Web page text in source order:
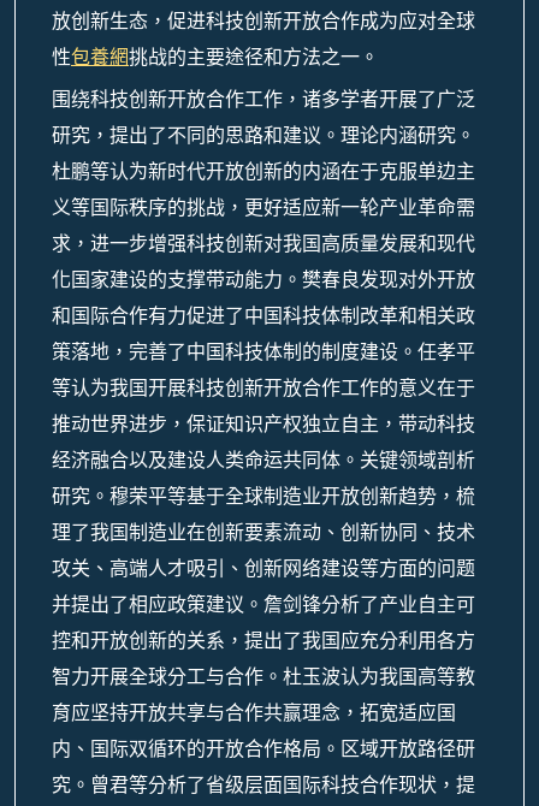
放创新生态，促进科技创新开放合作成为应对全球
性包養網挑战的主要途径和方法之一。
围绕科技创新开放合作工作，诸多学者开展了广泛
研究，提出了不同的思路和建议。理论内涵研究。
杜鹏等认为新时代开放创新的内涵在于克服单边主
义等国际秩序的挑战，更好适应新一轮产业革命需
求，进一步增强科技创新对我国高质量发展和现代
化国家建设的支撑带动能力。樊春良发现对外开放
和国际合作有力促进了中国科技体制改革和相关政
策落地，完善了中国科技体制的制度建设。任孝平
等认为我国开展科技创新开放合作工作的意义在于
推动世界进步，保证知识产权独立自主，带动科技
经济融合以及建设人类命运共同体。关键领域剖析
研究。穆荣平等基于全球制造业开放创新趋势，梳
理了我国制造业在创新要素流动、创新协同、技术
攻关、高端人才吸引、创新网络建设等方面的问题
并提出了相应政策建议。詹剑锋分析了产业自主可
控和开放创新的关系，提出了我国应充分利用各方
智力开展全球分工与合作。杜玉波认为我国高等教
育应坚持开放共享与合作共赢理念，拓宽适应国
内、国际双循环的开放合作格局。区域开放路径研
究。曾君等分析了省级层面国际科技合作现状，提